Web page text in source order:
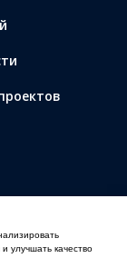
улучшать качество